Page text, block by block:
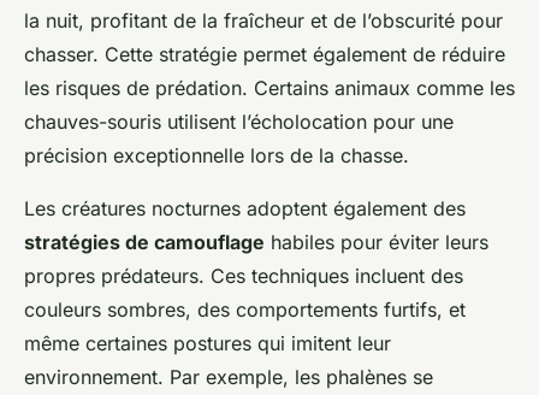
la nuit, profitant de la fraîcheur et de l’obscurité pour
chasser. Cette stratégie permet également de réduire
les risques de prédation. Certains animaux comme les
chauves-souris utilisent l’écholocation pour une
précision exceptionnelle lors de la chasse.
Les créatures nocturnes adoptent également des
stratégies de camouflage habiles pour éviter leurs
propres prédateurs. Ces techniques incluent des
couleurs sombres, des comportements furtifs, et
même certaines postures qui imitent leur
environnement. Par exemple, les phalènes se